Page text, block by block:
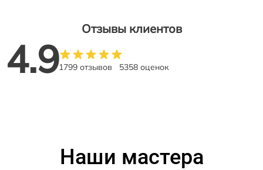
Отзывы клиентов
4.91799 отзывов 5358 оценок
Наши мастера